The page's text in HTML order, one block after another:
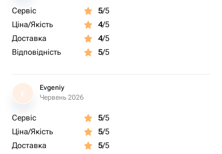
Сервіс 5/5
Ціна/Якість
4/5
Доставка
4/5
Відповідність
5/5
E
Evgeniy
Червень 2026
Сервіс 5/5
Ціна/Якість
5/5
Доставка
5/5